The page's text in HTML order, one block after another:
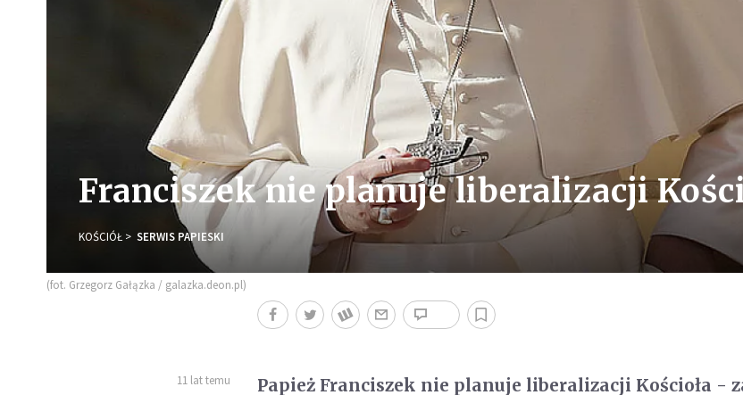
Franciszek nie planuje liberalizacji
KOŚCIÓŁ SERWIS PAPIESKI
(fot. Grzegorz Gałązka / galazka.deon.pl)
11 lat temu
Papież Franciszek nie planuje liberalizacji Kościoła -